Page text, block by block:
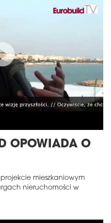
OPOWIADA O
mieszkaniowym
nieruchomości w